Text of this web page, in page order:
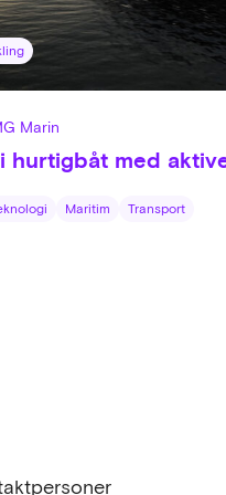
Marin
hurtigbåt med
Maritim Transport